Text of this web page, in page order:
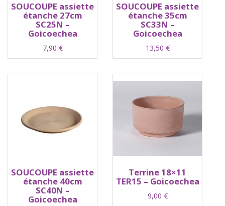
SOUCOUPE assiette
étanche 27cm
SC25N –
Goicoechea
7,90 €
SOUCOUPE assiette
étanche 35cm
SC33N –
Goicoechea
13,50 €
SOUCOUPE assiette
étanche 40cm
SC40N –
Goicoechea
Terrine 18×11
TER15 – Goicoechea
9,00 €